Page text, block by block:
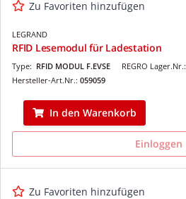
Zu Favoriten hinzufügen
LEGRAND
RFID Lesemodul für Ladestation
REGRO Lager.Nr.:
Type: RFID MODUL F.EVSE
Hersteller-Art.Nr.: 059059
In den Warenkorb
Einloggen
Zu Favoriten hinzufügen